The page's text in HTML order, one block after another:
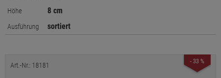
Höhe 8 cm
Ausführung sortiert
- 33 %
Art.-Nr.: 18181